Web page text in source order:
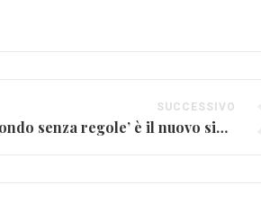
SUCCESSIVO
Ira Green, ‘Mondo senza regole’ è il nuovo singolo